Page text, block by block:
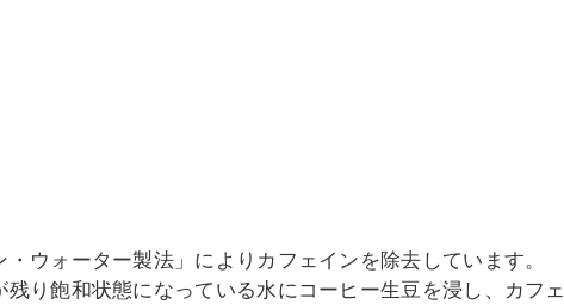
ウォーター製法」によりカフェインを除去しています。
り飽和状態になっている水にコーヒー生豆を浸し、カフ